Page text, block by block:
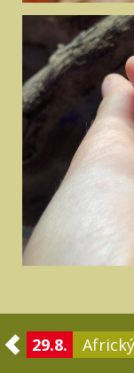
29.8.